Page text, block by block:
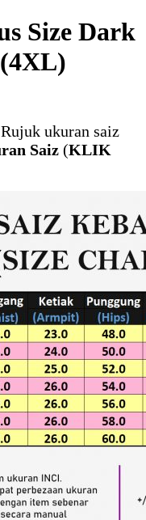
Size Dark
ukuran saiz
Saiz (KLIK